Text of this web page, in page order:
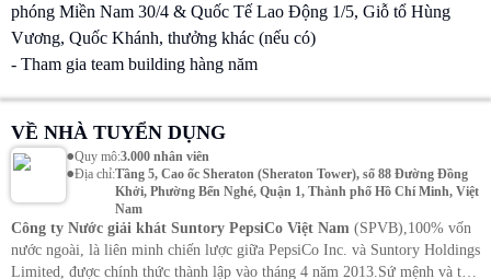
phóng Miền Nam 30/4 & Quốc Tế Lao Động 1/5, Giỗ tổ Hùng
Vương, Quốc Khánh, thưởng khác (nếu có)
- Tham gia team building hàng năm
VỀ NHÀ TUYỂN DỤNG
•Quy mô:3.000 nhân viên
•Địa chỉ:Tầng 5, Cao ốc Sheraton (Sheraton Tower), số 88 Đường Đồng
Khởi, Phường Bến Nghé, Quận 1, Thành phố Hồ Chí Minh, Việt
Nam
Công ty Nước giải khát Suntory PepsiCo Việt Nam (SPVB),100% vốn
nước ngoài, là liên minh chiến lược giữa PepsiCo Inc. và Suntory Holdings
Limited, được chính thức thành lập vào tháng 4 năm 2013.Sứ mệnh và tầm